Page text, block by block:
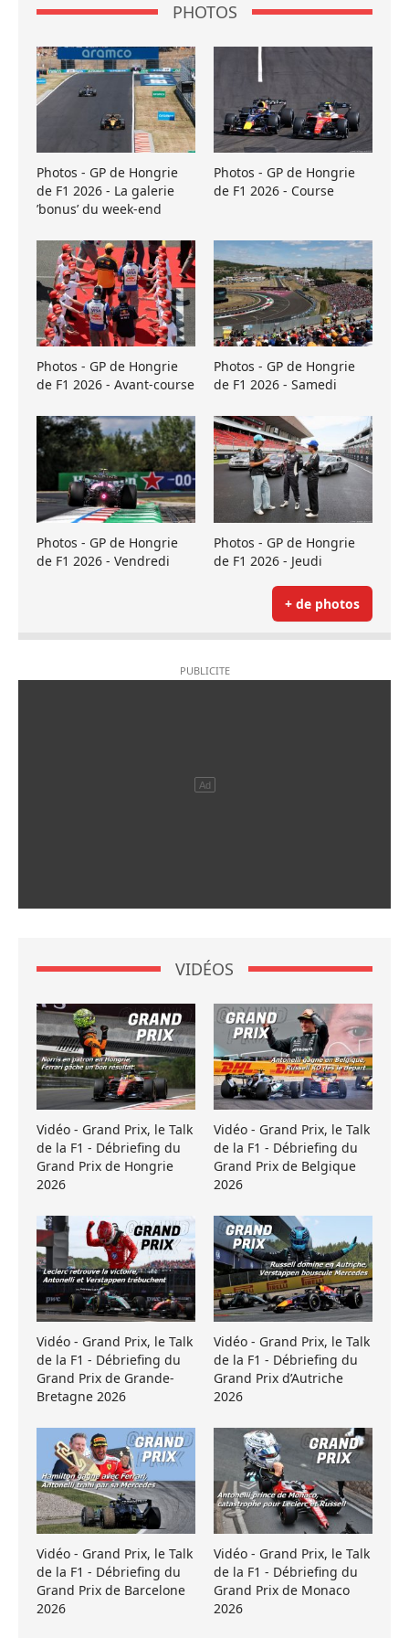
PHOTOS
Photos - GP de Hongrie
de F1 2026 - La galerie
’bonus’ du week-end
Photos - GP de Hongrie
de F1 2026 - Course
Photos - GP de Hongrie
de F1 2026 - Avant-course
Photos - GP de Hongrie
de F1 2026 - Samedi
Photos - GP de Hongrie
de F1 2026 - Vendredi
Photos - GP de Hongrie
de F1 2026 - Jeudi
+ de photos
VIDÉOS
Vidéo - Grand Prix, le Talk
de la F1 - Débriefing du
Grand Prix de Hongrie
2026
Vidéo - Grand Prix, le Talk
de la F1 - Débriefing du
Grand Prix de Belgique
2026
Vidéo - Grand Prix, le Talk
de la F1 - Débriefing du
Grand Prix de Grande-
Bretagne 2026
Vidéo - Grand Prix, le Talk
de la F1 - Débriefing du
Grand Prix d’Autriche
2026
Vidéo - Grand Prix, le Talk
de la F1 - Débriefing du
Grand Prix de Barcelone
2026
Vidéo - Grand Prix, le Talk
de la F1 - Débriefing du
Grand Prix de Monaco
2026